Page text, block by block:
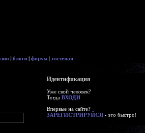
| блоги | форум | гостевая
Идентификация
Уже свой человек?
Тогда ВХОДИ
Впервые на сайте?
ЗАРЕГИСТРИРУЙСЯ - это быстро!